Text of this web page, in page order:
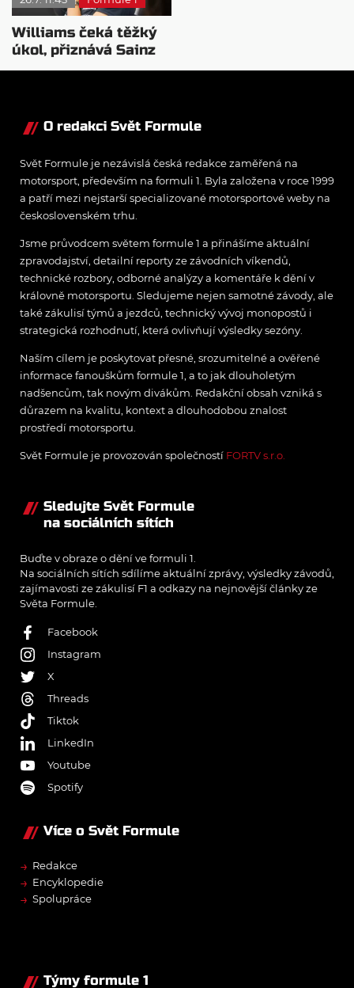
Williams čeká těžký
úkol, přiznává Sainz
O redakci Svět Formule
Svět Formule je nezávislá česká redakce zaměřená na
motorsport, především na formuli 1. Byla založena v roce 1999
a patří mezi nejstarší specializované motorsportové weby na
československém trhu.
Jsme průvodcem světem formule 1 a přinášíme aktuální
zpravodajství, detailní reporty ze závodních víkendů,
technické rozbory, odborné analýzy a komentáře k dění v
královně motorsportu. Sledujeme nejen samotné závody, ale
také zákulisí týmů a jezdců, technický vývoj monopostů i
strategická rozhodnutí, která ovlivňují výsledky sezóny.
Naším cílem je poskytovat přesné, srozumitelné a ověřené
informace fanouškům formule 1, a to jak dlouholetým
nadšencům, tak novým divákům. Redakční obsah vzniká s
důrazem na kvalitu, kontext a dlouhodobou znalost
prostředí motorsportu.
Svět Formule je provozován společností FORTV s.r.o.
Sledujte Svět Formule
na sociálních sítích
Buďte v obraze o dění ve formuli 1.
Na sociálních sítích sdílíme aktuální zprávy, výsledky závodů,
zajímavosti ze zákulisí F1 a odkazy na nejnovější články ze
Světa Formule.
Facebook
Instagram
X
Threads
Tiktok
LinkedIn
Youtube
Spotify
Více o Svět Formule
→ Redakce
→ Encyklopedie
→ Spolupráce
Týmy formule 1